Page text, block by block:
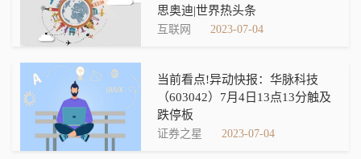
思奥迪|世界热头条
互联网 2023-07-04
当前看点!异动快报：华脉科技
（603042）7月4日13点13分触及
跌停板
证券之星 2023-07-04